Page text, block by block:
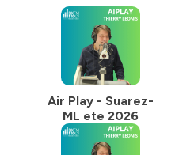
Air Play - Suarez-
ML ete 2026